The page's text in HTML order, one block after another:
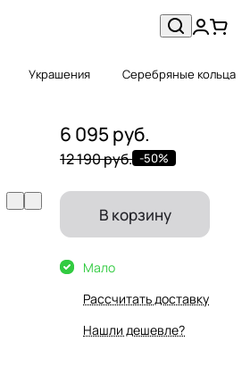
Украшения Серебряные кольца
6 095 руб.
12 190 руб. -50%
В корзину
Мало
Рассчитать доставку
Нашли дешевле?